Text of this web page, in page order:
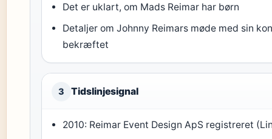
Det er uklart, om Mads Reimar har børn
Detaljer om Johnny Reimars møde med sin
bekræftet
3 Tidslinjesignal
2010: Reimar Event Design ApS registreret